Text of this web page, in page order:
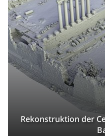
Rekonstruktion der